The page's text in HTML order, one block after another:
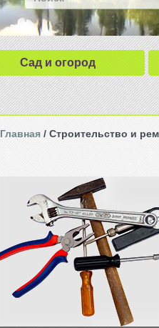
Сад и огород
Главная / Строительство и